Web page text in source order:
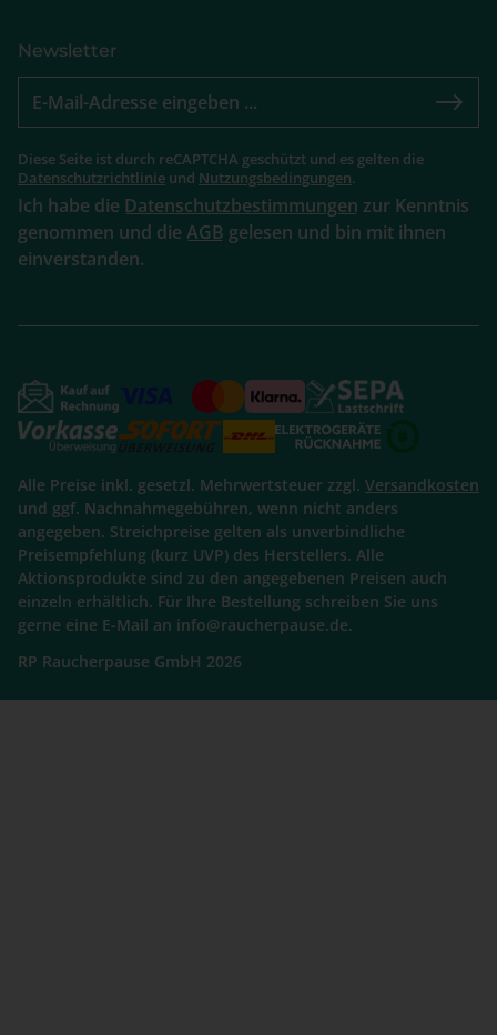
Newsletter
Diese Seite ist durch reCAPTCHA geschützt und es gelten die
Datenschutzrichtlinie und Nutzungsbedingungen.
Ich habe die Datenschutzbestimmungen zur Kenntnis
genommen und die AGB gelesen und bin mit ihnen
einverstanden.
Alle Preise inkl. gesetzl. Mehrwertsteuer zzgl. Versandkosten
und ggf. Nachnahmegebühren, wenn nicht anders
angegeben. Streichpreise gelten als unverbindliche
Preisempfehlung (kurz UVP) des Herstellers. Alle
Aktionsprodukte sind zu den angegebenen Preisen auch
einzeln erhältlich. Für Ihre Bestellung schreiben Sie uns
gerne eine E-Mail an info@raucherpause.de.
RP Raucherpause GmbH 2026